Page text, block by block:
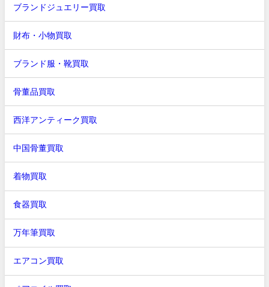
ブランドジュエリー買取
財布・小物買取
ブランド服・靴買取
骨董品買取
西洋アンティーク買取
中国骨董買取
着物買取
食器買取
万年筆買取
エアコン買取